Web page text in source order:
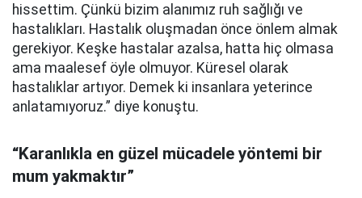
hissettim. Çünkü bizim alanımız ruh sağlığı ve
hastalıkları. Hastalık oluşmadan önce önlem almak
gerekiyor. Keşke hastalar azalsa, hatta hiç olmasa
ama maalesef öyle olmuyor. Küresel olarak
hastalıklar artıyor. Demek ki insanlara yeterince
anlatamıyoruz.” diye konuştu.
“Karanlıkla en güzel mücadele yöntemi bir
mum yakmaktır”